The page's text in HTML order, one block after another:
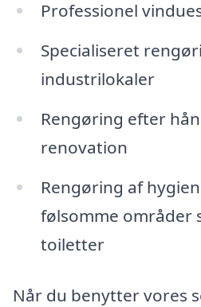
Professionel
Specialiseret
industrilokaler
Rengøring efter
renovation
Rengøring af
følsomme områder
toiletter
Når du benytter vores